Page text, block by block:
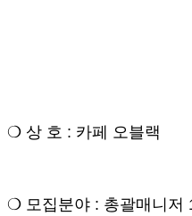
❍ 상 호 : 카페 오블랙
❍ 모집분야 : 총괄매니저